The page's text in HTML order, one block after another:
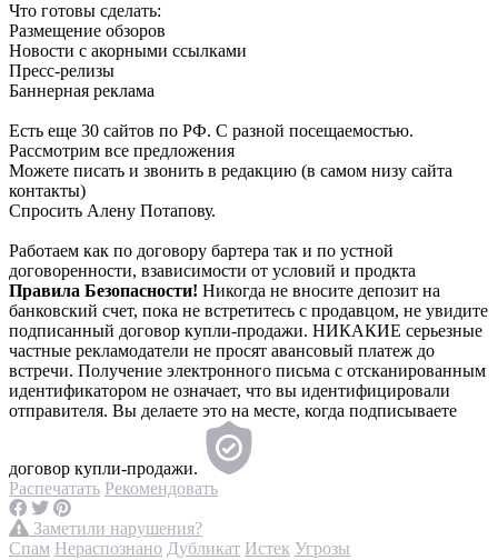
Что готовы сделать:
Размещение обзоров
Новости с акорными ссылками
Пресс-релизы
Баннерная реклама
Есть еще 30 сайтов по РФ. С разной посещаемостью.
Рассмотрим все предложения
Можете писать и звонить в редакцию (в самом низу сайта
контакты)
Спросить Алену Потапову.
Работаем как по договору бартера так и по устной
договоренности, взависимости от условий и продкта
Правила Безопасности! Никогда не вносите депозит на
банковский счет, пока не встретитесь с продавцом, не увидите
подписанный договор купли-продажи. НИКАКИЕ серьезные
частные рекламодатели не просят авансовый платеж до
встречи. Получение электронного письма с отсканированным
идентификатором не означает, что вы идентифицировали
отправителя. Вы делаете это на месте, когда подписываете
договор купли-продажи.
Распечатать Рекомендовать
Заметили нарушения?
Спам Нераспознано Дубликат Истек Угрозы